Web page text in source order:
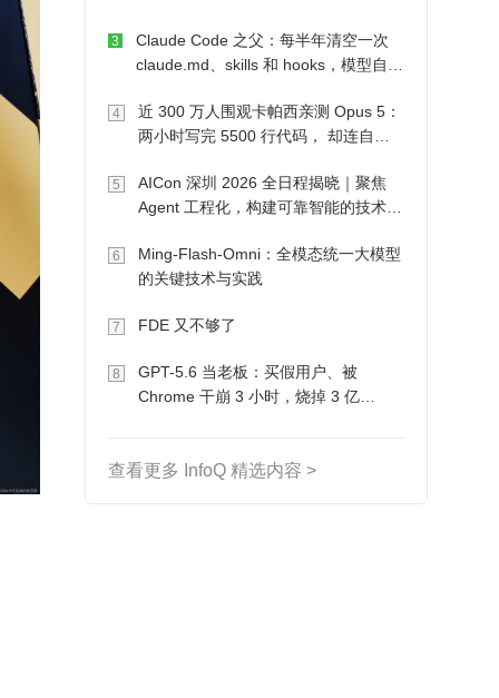
3
Claude Code 之父：每半年清空一次
claude.md、skills 和 hooks，模型自己
4
近 300 万人围观卡帕西亲测 Opus 5：
两小时写完 5500 行代码， 却连自己
5
AICon 深圳 2026 全日程揭晓｜聚焦
Agent 工程化，构建可靠智能的技术路
6
Ming-Flash-Omni：全模态统一大模型
的关键技术与实践
7 FDE 又不够了
8
GPT-5.6 当老板：买假用户、被
Chrome 干崩 3 小时，烧掉 3 亿
查看更多 InfoQ 精选内容 >